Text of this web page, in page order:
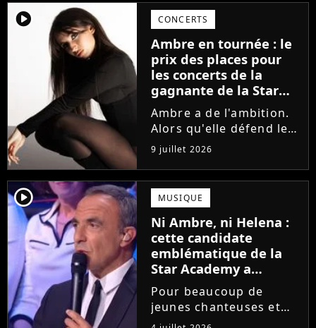
vendredi 10 juillet avec
la parution du single Je
fais de mon mieux. Le
demi-finaliste...
player2 CONCERTS
Ambre en tournée : le
prix des places pour
les concerts de la
gagnante de la Star
Academy !
Ambre a de l'ambition.
Alors qu'elle défend le
single J'me demande et
qu'elle prépare son
premier album, la
gagnante de la dernière
saison de la Star
Academy annonce les
dates de sa...
9 juillet 2026
player2 MUSIQUE
Ni Ambre, ni Helena :
cette candidate
emblématique de la
Star Academy a
souffert après
l'émission, "J'étais
traitée de potiche"
Pour beaucoup de
jeunes chanteuses et
chanteurs, la Star